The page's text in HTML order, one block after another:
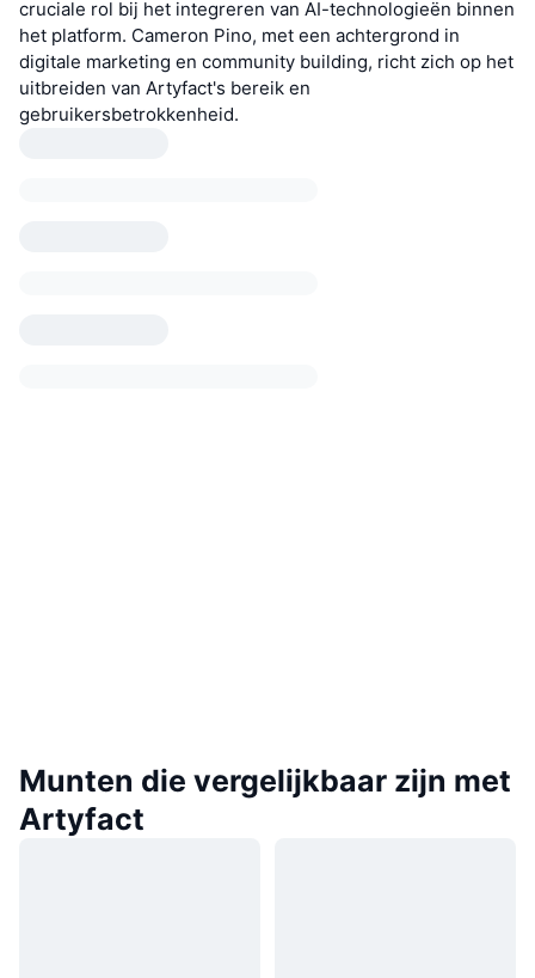
cruciale rol bij het integreren van AI-technologieën binnen
het platform. Cameron Pino, met een achtergrond in
digitale marketing en community building, richt zich op het
uitbreiden van Artyfact's bereik en
gebruikersbetrokkenheid.
Munten die vergelijkbaar zijn met
Artyfact